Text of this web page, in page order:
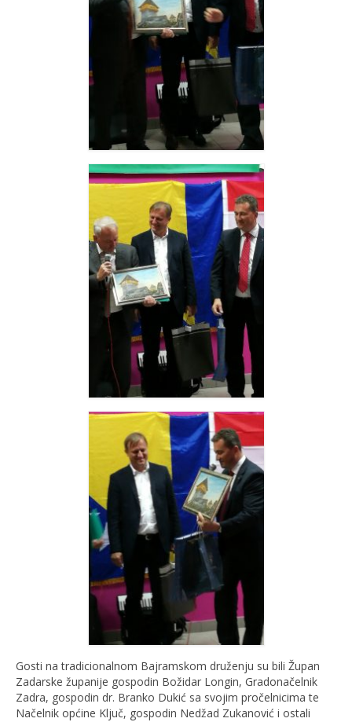
Gosti na tradicionalnom Bajramskom druženju su bili Župan
Zadarske županije gospodin Božidar Longin, Gradonačelnik
Zadra, gospodin dr. Branko Dukić sa svojim pročelnicima te
Načelnik općine Ključ, gospodin Nedžad Zukanović i ostali